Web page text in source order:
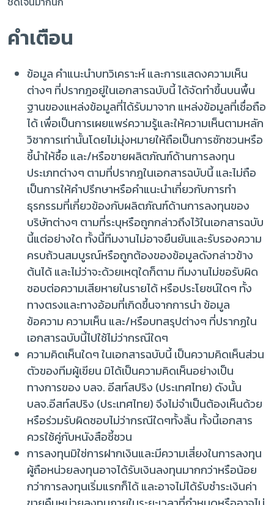
คำเตือน
ข้อมูล คำแนะนำบทวิเคราะห์ และการแสดงความเห็น
ต่างๆ ที่ปรากฎอยู่ในเอกสารฉบับนี้ ได้จัดทำขึ้นบนพื้น
ฐานของแหล่งข้อมูลที่ได้รับมาจาก แหล่งข้อมูลที่เชื่อถือ
ได้ เพื่อเป็นการเผยแพร่ความรู้และให้ความเห็นตามหลัก
วิชาการเท่านั้นโดยไม่มุ่งหมายให้ถือเป็นการชักชวนหรือ
ชี้นำให้ซื้อ และ/หรือขายผลิตภัณฑ์ด้านการลงทุน
ประเภทต่างๆ ตามที่ปรากฎในเอกสารฉบับนี้ และไม่ถือ
เป็นการให้คำปรึกษาหรือคำแนะนำเกี่ยวกับการทำ
ธุรกรรมที่เกี่ยวข้องกับผลิตภัณฑ์ด้านการลงทุนของ
บริษัทต่างๆ ตามที่ระบุหรือถูกกล่าวถึงไว้ในเอกสารฉบับ
นี้แต่อย่างใด ทั้งนี้ทีมงานไม่อาจยืนยันและรับรองความ
ครบถ้วนสมบูรณ์หรือถูกต้องของข้อมูลดังกล่าวข้าง
ต้นได้ และไม่ว่าจะด้วยเหตุใดก็ตาม ทีมงานไม่ขอรับผิด
ชอบต่อความเสียหายในรายได้ หรือประโยชน์ใดๆ ทั้ง
ทางตรงและทางอ้อมที่เกิดขึ้นจากการนำ ข้อมูล
ข้อความ ความเห็น และ/หรือบทสรุปต่างๆ ที่ปรากฏใน
เอกสารฉบับนี้ไปใช้ไม่ว่ากรณีใดๆ
ความคิดเห็นใดๆ ในเอกสารฉบับนี้ เป็นความคิดเห็นส่วน
ตัวของทีมผู้เขียน มิได้เป็นความคิดเห็นอย่างเป็น
ทางการของ บลจ. อีสท์สปริง (ประเทศไทย) ดังนั้น
บลจ.อีสท์สปริง (ประเทศไทย) จึงไม่จำเป็นต้องเห็นด้วย
หรือร่วมรับผิดชอบไม่ว่ากรณีใดๆทั้งสิ้น ทั้งนี้เอกสาร
ควรใช้คู่กับหนังสือชี้ชวน
การลงทุนมิใช่การฝากเงินและมีความเสี่ยงในการลงทุน
ผู้ถือหน่วยลงทุนอาจได้รับเงินลงทุนมากกว่าหรือน้อย
กว่าการลงทุนเริ่มแรกก็ได้ และอาจไม่ได้รับชำระเงินค่า